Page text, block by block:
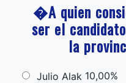
�A quien
ser el
la
Julio Alak 10,00%